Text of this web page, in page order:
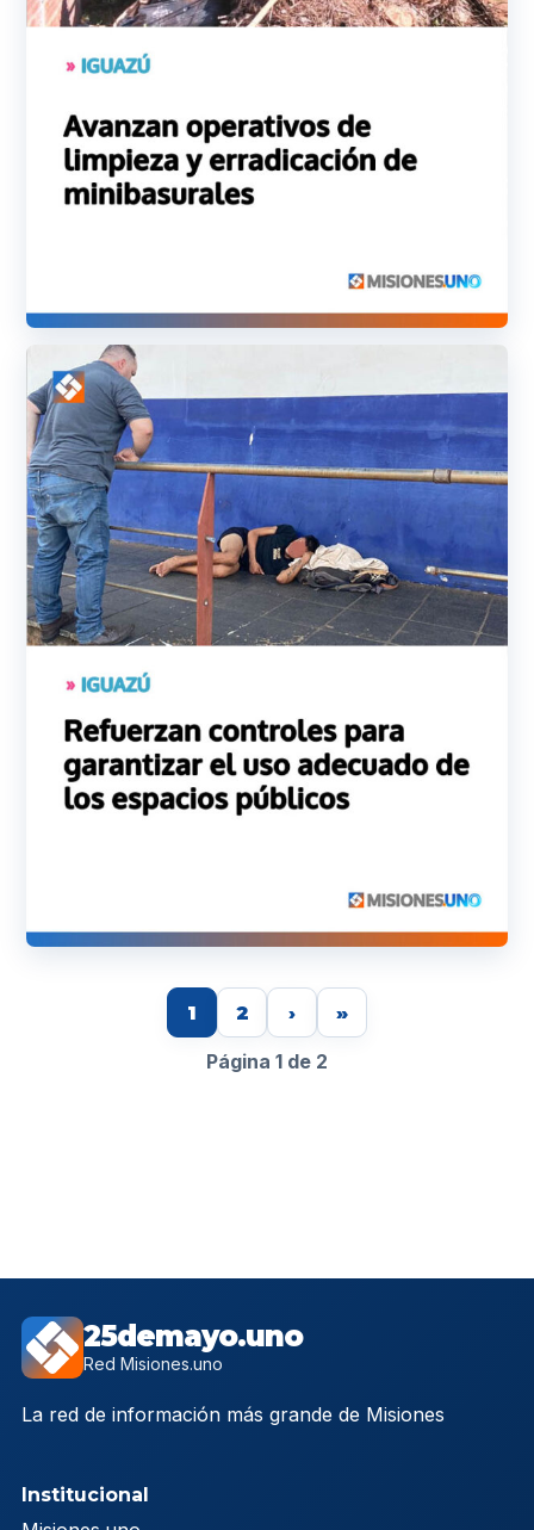
1 2 › »
Página 1 de 2
25demayo.uno
Red Misiones.uno
La red de información más grande de Misiones
Institucional